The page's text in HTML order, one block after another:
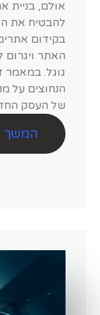
אולם, בניית
להבטיח את
בקידום
האתר
גוגל. במאמר
הנחוצים על
של העסק
המשך